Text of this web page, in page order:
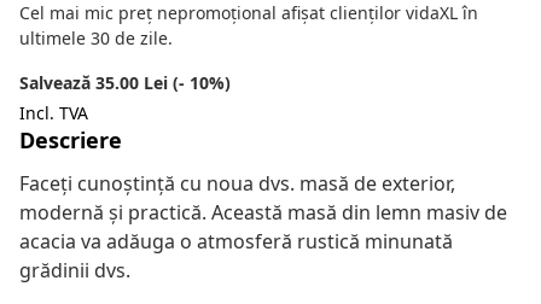
Cel mai mic preț nepromoțional afișat clienților vidaXL în
ultimele 30 de zile.
Salvează 35.00 Lei (- 10%)
Incl. TVA
Descriere
Faceți cunoștință cu noua dvs. masă de exterior,
modernă și practică. Această masă din lemn masiv de
acacia va adăuga o atmosferă rustică minunată
grădinii dvs.